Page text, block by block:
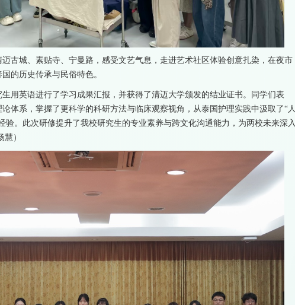
古城、素贴寺、宁曼路，感受文艺气息，走进艺术社区体验创意扎染，在夜市
的历史传承与民俗特色。
用英语进行了学习成果汇报，并获得了清迈大学颁发的结业证书。同学们表
体系，掌握了更科学的科研方法与临床观察视角，从泰国护理实践中汲取了“人
验。此次研修提升了我校研究生的专业素养与跨文化沟通能力，为两校未来深入
慧）